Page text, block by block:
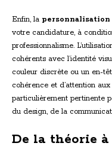
Enfin, la
votre candidature, à
professionnalisme.
cohérents avec l’identité
couleur discrète ou un en-
cohérence et d’attention
particulièrement pertinente
du design, de la
De la théorie